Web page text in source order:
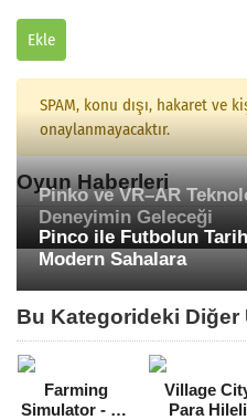
Ekle
SPAM, konu dışı, hakaret ve
onaylanmayacaktır.
Oyun Haberleri
Pinko ve VR–AR
Deneyimin Geleceği
Pinco ile Futbolun
Modern Sahalara
Bu Kategorideki Diğer
Farming
Simulator - FS
Village
Para Hileli